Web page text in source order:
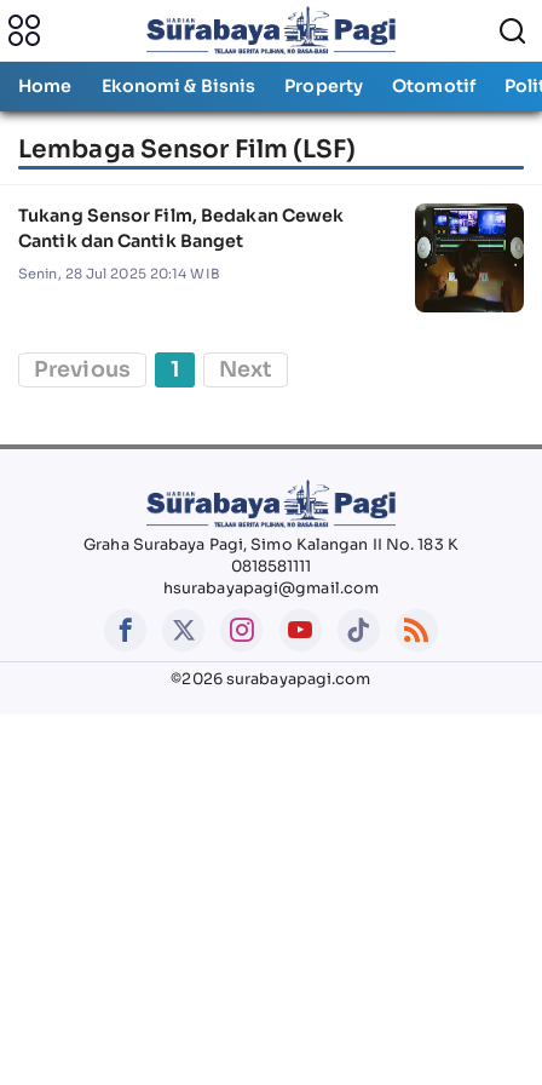
Home Ekonomi & Bisnis Property Otomotif
Lembaga Sensor Film (LSF)
Tukang Sensor Film, Bedakan Cewek
Cantik dan Cantik Banget
Senin, 28 Jul 2025 20:14 WIB
Previous 1 Next
Graha Surabaya Pagi, Simo Kalangan II No. 183 K
0818581111
hsurabayapagi@gmail.com
©2026 surabayapagi.com